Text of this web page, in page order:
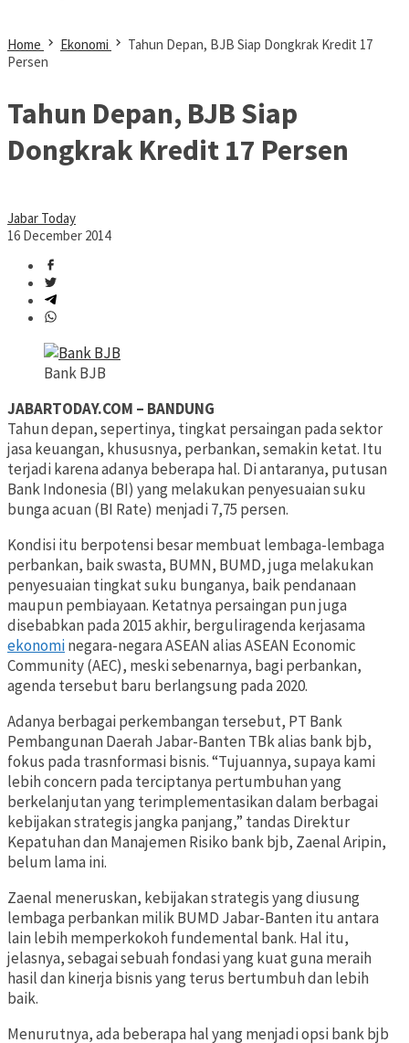
Home Ekonomi
Tahun Depan, BJB Siap Dongkrak Kredit 17
Persen
Tahun Depan, BJB Siap
Dongkrak Kredit 17 Persen
Jabar Today
16 December 2014
Bank BJB
JABARTODAY.COM – BANDUNG
Tahun depan, sepertinya, tingkat persaingan pada sektor
jasa keuangan, khususnya, perbankan, semakin ketat. Itu
terjadi karena adanya beberapa hal. Di antaranya, putusan
Bank Indonesia (BI) yang melakukan penyesuaian suku
bunga acuan (BI Rate) menjadi 7,75 persen.
Kondisi itu berpotensi besar membuat lembaga-lembaga
perbankan, baik swasta, BUMN, BUMD, juga melakukan
penyesuaian tingkat suku bunganya, baik pendanaan
maupun pembiayaan. Ketatnya persaingan pun juga
disebabkan pada 2015 akhir, berguliragenda kerjasama
ekonominegara-negara ASEAN alias ASEAN Economic
Community (AEC), meski sebenarnya, bagi perbankan,
agenda tersebut baru berlangsung pada 2020.
Adanya berbagai perkembangan tersebut, PT Bank
Pembangunan Daerah Jabar-Banten TBk alias bank bjb,
fokus pada trasnformasi bisnis. “Tujuannya, supaya kami
lebih concern pada terciptanya pertumbuhan yang
berkelanjutan yang terimplementasikan dalam berbagai
kebijakan strategis jangka panjang,” tandas Direktur
Kepatuhan dan Manajemen Risiko bank bjb, Zaenal Aripin,
belum lama ini.
Zaenal meneruskan, kebijakan strategis yang diusung
lembaga perbankan milik BUMD Jabar-Banten itu antara
lain lebih memperkokoh fundemental bank. Hal itu,
jelasnya, sebagai sebuah fondasi yang kuat guna meraih
hasil dan kinerja bisnis yang terus bertumbuh dan lebih
baik.
Menurutnya, ada beberapa hal yang menjadi opsi bank bjb